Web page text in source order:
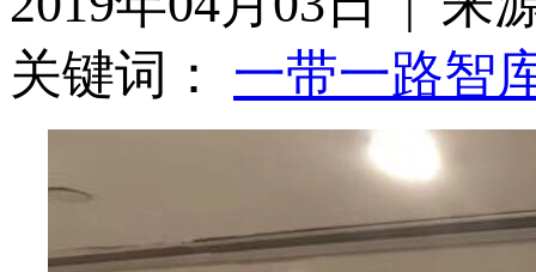
关键词： 一带一路智